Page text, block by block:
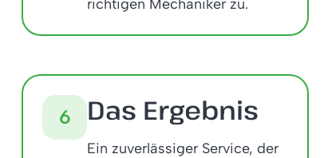
richtigen Mechaniker zu.
6 Das Ergebnis
Ein zuverlässiger Service, der